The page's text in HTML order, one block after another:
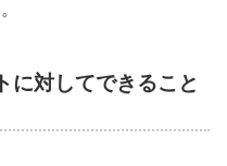
に対してできること